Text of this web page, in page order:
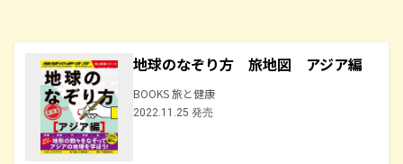
地球のなぞり方 旅地図 アジア編
BOOKS 旅と健康
2022.11.25 発売